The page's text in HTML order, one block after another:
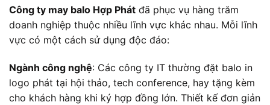
Công ty may balo Hợp Phát đã phục vụ hàng trăm
doanh nghiệp thuộc nhiều lĩnh vực khác nhau. Mỗi lĩnh
vực có một cách sử dụng độc đáo:
Ngành công nghệ: Các công ty IT thường đặt balo in
logo phát tại hội thảo, tech conference, hay tặng kèm
cho khách hàng khi ký hợp đồng lớn. Thiết kế đơn giản